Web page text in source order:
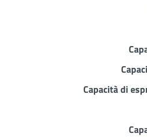
Capacità di